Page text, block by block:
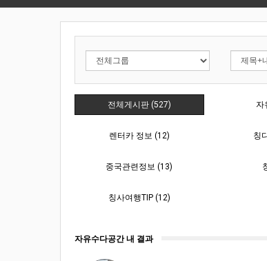
전체게시판 (527) 자
렌터카 정보 (12) 칭
중국관련정보 (13)
칭사여행TIP (12)
자유수다공간 내 결과